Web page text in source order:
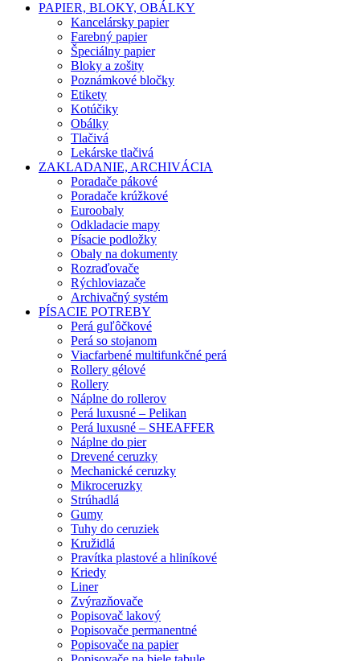
PAPIER, BLOKY, OBÁLKY
Kancelársky papier
Farebný papier
Špeciálny papier
Bloky a zošity
Poznámkové bločky
Etikety
Kotúčiky
Obálky
Tlačivá
Lekárske tlačivá
ZAKLADANIE, ARCHIVÁCIA
Poradače pákové
Poradače krúžkové
Euroobaly
Odkladacie mapy
Písacie podložky
Obaly na dokumenty
Rozraďovače
Rýchloviazače
Archivačný systém
PÍSACIE POTREBY
Perá guľôčkové
Perá so stojanom
Viacfarbené multifunkčné perá
Rollery gélové
Rollery
Náplne do rollerov
Perá luxusné – Pelikan
Perá luxusné – SHEAFFER
Náplne do pier
Drevené ceruzky
Mechanické ceruzky
Mikroceruzky
Strúhadlá
Gumy
Tuhy do ceruziek
Kružidlá
Pravítka plastové a hliníkové
Kriedy
Liner
Zvýrazňovače
Popisovač lakový
Popisovače permanentné
Popisovače na papier